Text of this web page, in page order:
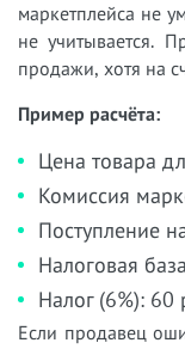
маркетплейса не
не учитывается.
продажи, хотя на
Пример расчёта:
Цена товара
Комиссия
Поступление
Налоговая
Налог (6%): 60
Если продавец